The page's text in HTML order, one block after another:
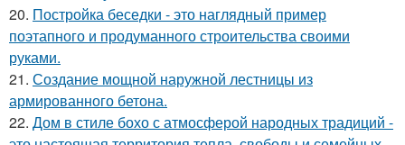
20. Постройка беседки - это наглядный пример
поэтапного и продуманного строительства своими
руками.
21. Создание мощной наружной лестницы из
армированного бетона.
22. Дом в стиле бохо с атмосферой народных традиций -